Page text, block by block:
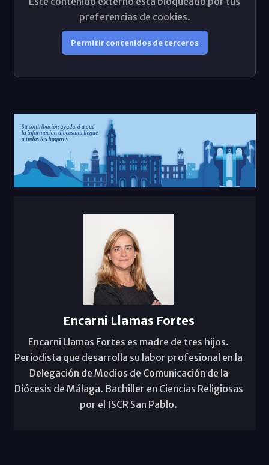
preferencias de cookies.
Permitir contenidos de terceros
Encarni Llamas Fortes
Encarni Llamas Fortes es madre de tres hijos.
Periodista que desarrolla su labor profesional en la
Delegación de Medios de Comunicación de la
Diócesis de Málaga. Bachiller en Ciencias Religiosas
por el ISCR San Pablo.